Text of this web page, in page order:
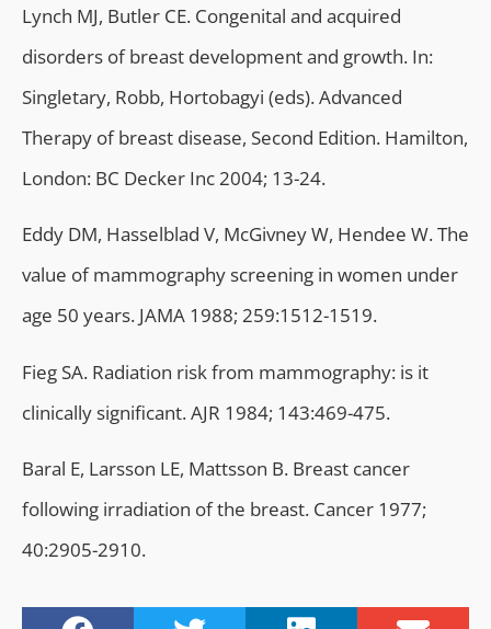
Lynch MJ, Butler CE. Congenital and acquired
disorders of breast development and growth. In:
Singletary, Robb, Hortobagyi (eds). Advanced
Therapy of breast disease, Second Edition. Hamilton,
London: BC Decker Inc 2004; 13-24.
Eddy DM, Hasselblad V, McGivney W, Hendee W. The
value of mammography screening in women under
age 50 years. JAMA 1988; 259:1512-1519.
Fieg SA. Radiation risk from mammography: is it
clinically significant. AJR 1984; 143:469-475.
Baral E, Larsson LE, Mattsson B. Breast cancer
following irradiation of the breast. Cancer 1977;
40:2905-2910.